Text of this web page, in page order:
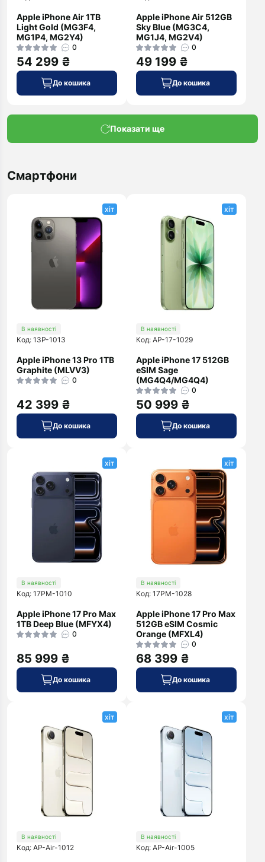
Apple iPhone Air 1TB
Light Gold (MG3F4,
MG1P4, MG2Y4)
0
54 299 ₴
До кошика
Apple iPhone Air 512GB
Sky Blue (MG3C4,
MG1J4, MG2V4)
0
49 199 ₴
До кошика
Показати ще
Смартфони
хіт
В наявності
Код: 13P-1013
Apple iPhone 13 Pro 1TB
Graphite (MLVV3)
0
42 399 ₴
До кошика
хіт
В наявності
Код: AP-17-1029
Apple iPhone 17 512GB
eSIM Sage
(MG4Q4/MG4Q4)
0
50 999 ₴
До кошика
хіт
В наявності
Код: 17PM-1010
Apple iPhone 17 Pro Max
1TB Deep Blue (MFYX4)
0
85 999 ₴
До кошика
хіт
В наявності
Код: 17PM-1028
Apple iPhone 17 Pro Max
512GB eSIM Cosmic
Orange (MFXL4)
0
68 399 ₴
До кошика
хіт
В наявності
Код: AP-Air-1012
хіт
В наявності
Код: AP-Air-1005